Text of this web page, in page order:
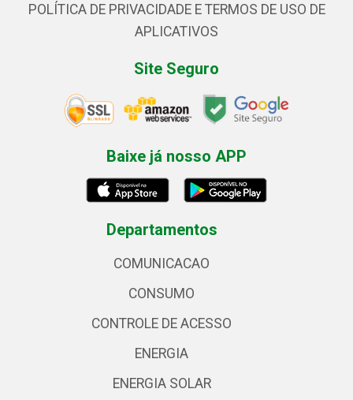
POLÍTICA DE PRIVACIDADE E TERMOS DE USO DE
APLICATIVOS
Site Seguro
Baixe já nosso APP
Departamentos
COMUNICACAO
CONSUMO
CONTROLE DE ACESSO
ENERGIA
ENERGIA SOLAR